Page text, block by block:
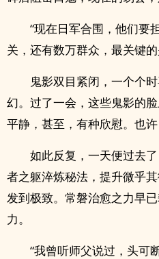
“现在日军合围，他们要
关，还有数万群众，最关键
鬼影双目紧闭，一个个
幻。过了一会，这些鬼影的
平静，甚至，有种欣慰。也许
如此反复，一天便过去
者之躯淬炼秘法，提升微乎
发到极致。常磐治愈之力早
力。
“我曾听师父说过，头可